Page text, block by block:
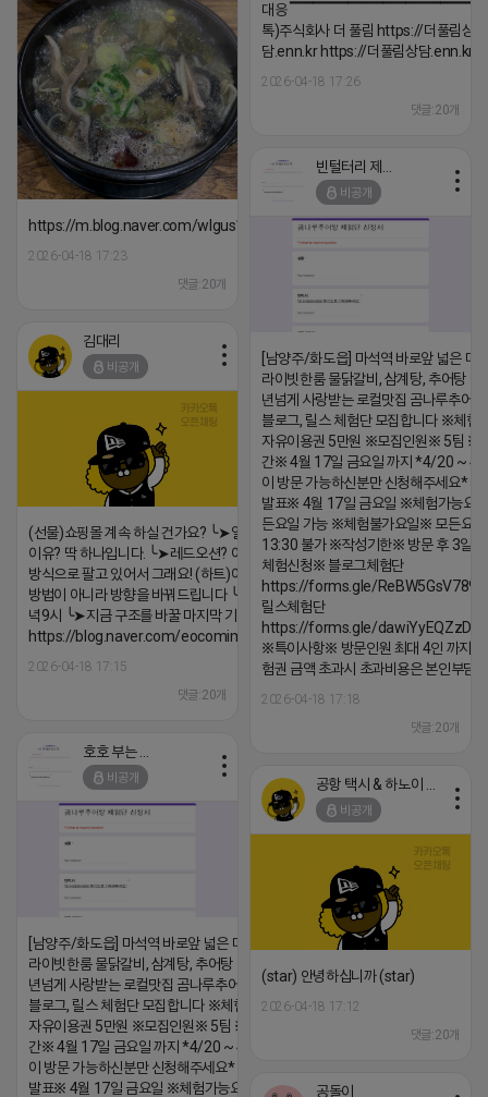
대응
톡)주식회사 더 풀림 https://더풀림상
담.enn.kr https://더풀림상담.enn.kr
2026-04-18 17:26
댓글:20개
https://m.blog.naver.com/wlgus1647/224253846149
2026-04-18 17:23
댓글:20개
비공개
[남양주/화도읍] 마석역 바로앞 넓은 매
라이빗한룸 물닭갈비, 삼계탕, 추어탕 맛
년넘게 사랑받는 로컬맛집 곰나루추어
블로그, 릴스 체험단 모집합니다 ※체험
자유이용권 5만원 ※모집인원※ 5팀 ※
간※ 4월 17일 금요일 까지 *4/20 ~ 4/
이 방문 가능하신분만 신청해주세요* ※
발표※ 4월 17일 금요일 ※체험가능요
든요일 가능 ※체험불가요일※ 모든요
13:30 불가 ※작성기한※ 방문 후 3일
체험신청※ 블로그체험단
https://forms.gle/
릴스체험단
https://forms.gle/
※특이사항※ 방문인원 최대 4인 까지
험권 금액 초과시 초과비용은 본인부담
2026-04-18 17:18
댓글:20개
김대리
비공개
(선물)쇼핑몰 계속 하실 건가요? ╰➤열심히 해도 안되는
이유? 딱 하나입니다. ╰➤레드오션? 아니요! ╰➤모두 같은
방식으로 팔고 있어서 그래요! (하트)이번엔 다릅니다. ╰➤
방법이 아니라 방향을 바꿔드립니다 ╰➤4월 21일(화) 저
녁9시 ╰➤지금 구조를 바꿀 마지막 기회
https://blog.naver.com/eocomim/224250518436
2026-04-18 17:15
댓글:20개
비공개
[남양주/화도읍] 마석역 바로앞 넓은 매장과, 프
라이빗한룸 물닭갈비, 삼계탕, 추어탕 맛집 10
년넘게 사랑받는 로컬맛집 곰나루추어탕에서
블로그, 릴스 체험단 모집합니다 ※체험메뉴※
자유이용권 5만원 ※모집인원※ 5팀 ※모집기
간※ 4월 17일 금요일 까지 *4/20 ~ 4/26 사
이 방문 가능하신분만 신청해주세요* ※체험단
발표※ 4월 17일 금요일 ※체험가능요일※ 모
비공개
(star) 안녕하십니까 (star)
2026-04-18 17:12
댓글:20개
공돌이